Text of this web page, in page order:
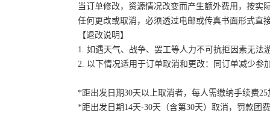
当订单修改，资源情况改变而产生额外费用，按实
任何更改或取消，必须透过电邮或传真书面形式直
【退改说明】
1. 如遇天气、战争、罢工等人力不可抗拒因素无
2. 以下情况适用于订单取消和更改：同订单减少
*距出发日期30天以上取消者，每人需缴纳手续费
*距出发日期14天-30天（含第30天）取消，罚款团